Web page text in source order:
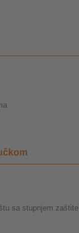
sa stupnjem